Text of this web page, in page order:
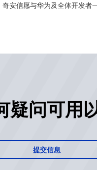
安信愿与华为及全体开发
疑问可用
提交信息